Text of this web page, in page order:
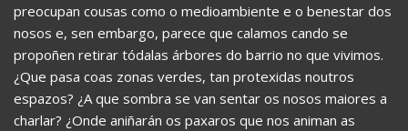
preocupan cousas como o medioambiente e o benestar dos
nosos e, sen embargo, parece que calamos cando se
propoñen retirar tódalas árbores do barrio no que vivimos.
¿Que pasa coas zonas verdes, tan protexidas noutros
espazos? ¿A que sombra se van sentar os nosos maiores a
charlar? ¿Onde aniñarán os paxaros que nos animan as